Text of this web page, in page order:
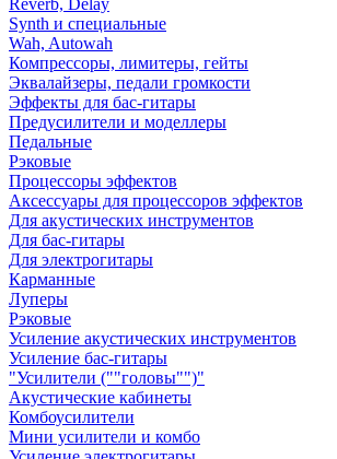
Reverb, Delay
Synth и специальные
Wah, Autowah
Компрессоры, лимитеры, гейты
Эквалайзеры, педали громкости
Эффекты для бас-гитары
Предусилители и моделлеры
Педальные
Рэковые
Процессоры эффектов
Аксессуары для процессоров эффектов
Для акустических инструментов
Для бас-гитары
Для электрогитары
Карманные
Луперы
Рэковые
Усиление акустических инструментов
Усиление бас-гитары
"Усилители (""головы"")"
Акустические кабинеты
Комбоусилители
Мини усилители и комбо